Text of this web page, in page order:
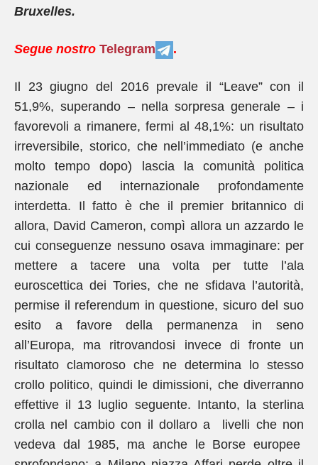
Bruxelles.
Segue nostro Telegram .
Il 23 giugno del 2016 prevale il “Leave” con il
51,9%, superando – nella sorpresa generale – i
favorevoli a rimanere, fermi al 48,1%: un risultato
irreversibile, storico, che nell’immediato (e anche
molto tempo dopo) lascia la comunità politica
nazionale ed internazionale profondamente
interdetta. Il fatto è che il premier britannico di
allora, David Cameron, compì allora un azzardo le
cui conseguenze nessuno osava immaginare: per
mettere a tacere una volta per tutte l’ala
euroscettica dei Tories, che ne sfidava l’autorità,
permise il referendum in questione, sicuro del suo
esito a favore della permanenza in seno
all’Europa, ma ritrovandosi invece di fronte un
risultato clamoroso che ne determina lo stesso
crollo politico, quindi le dimissioni, che diverranno
effettive il 13 luglio seguente. Intanto, la sterlina
crolla nel cambio con il dollaro a livelli che non
vedeva dal 1985, ma anche le Borse europee